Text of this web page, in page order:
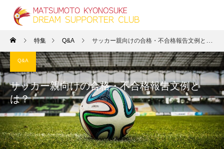
特集 Q&A サッカー親向けの合格・不合格報告文例とは？
Q&A
サッカー親向けの合格・不合格報告文例と
は？